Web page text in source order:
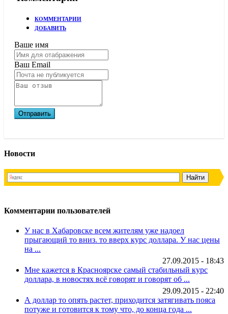
КОММЕНТАРИИ
ДОБАВИТЬ
Ваше имя
Ваш Email
Новости
Комментарии пользователей
У нас в Хабаровске всем жителям уже надоел
прыгающий то вниз. то вверх курс доллара. У нас цены
на ...
27.09.2015 - 18:43
Мне кажется в Красноярске самый стабильный курс
доллара, в новостях всё говорят и говорят об ...
29.09.2015 - 22:40
А доллар то опять растет, приходится затягивать пояса
потуже и готовится к тому что, до конца года ...